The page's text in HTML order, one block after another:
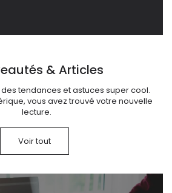
& Articles
tendances et astuces super cool.
vous avez trouvé votre nouvelle
lecture.
Voir tout